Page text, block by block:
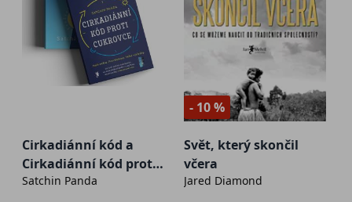
Cirkadiánní kód a
Cirkadiánní kód proti
cukrovce
Satchin Panda
- 10 %
Svět, který skončil
včera
Jared Diamond